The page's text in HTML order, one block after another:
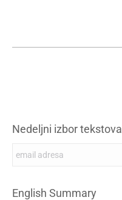
Nedeljni izbor tekstova
English Summary